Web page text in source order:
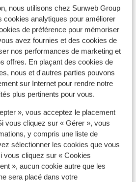
nous utilisons chez Sunweb Group
cookies analytiques pour améliorer
de préférence pour mémoriser
avez fournies et des cookies de
nos performances de marketing et
offres. En plaçant des cookies de
nous et d'autres parties pouvons
sur Internet pour rendre notre
plus pertinents pour vous.
», vous acceptez le placement
vous cliquez sur « Gérer », vous
y compris une liste de
sélectionner les cookies que vous
vous cliquez sur « Cookies
», aucun cookie autre que les
sera placé dans votre
sur la carte
ville: environ 300 mètres
pistes de ski environ 350
remontées mécaniques
matériel de ski